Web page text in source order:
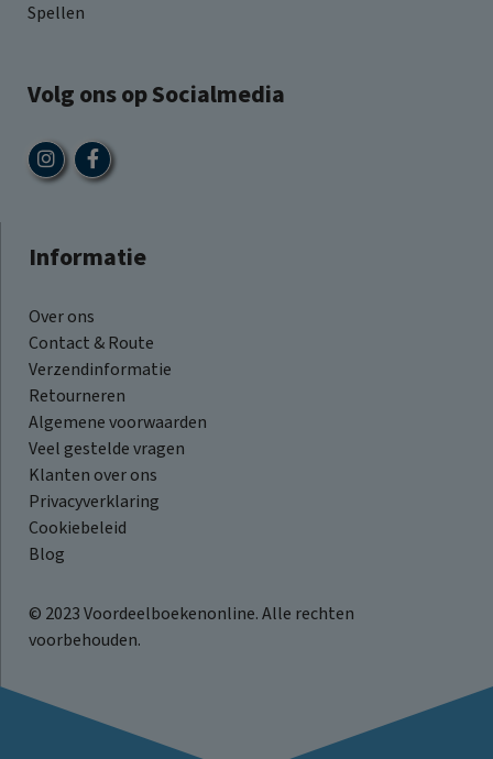
Spellen
Volg ons op Socialmedia
Informatie
Over ons
Contact & Route
Verzendinformatie
Retourneren
Algemene voorwaarden
Veel gestelde vragen
Klanten over ons
Privacyverklaring
Cookiebeleid
Blog
© 2023 Voordeelboekenonline. Alle rechten
voorbehouden.